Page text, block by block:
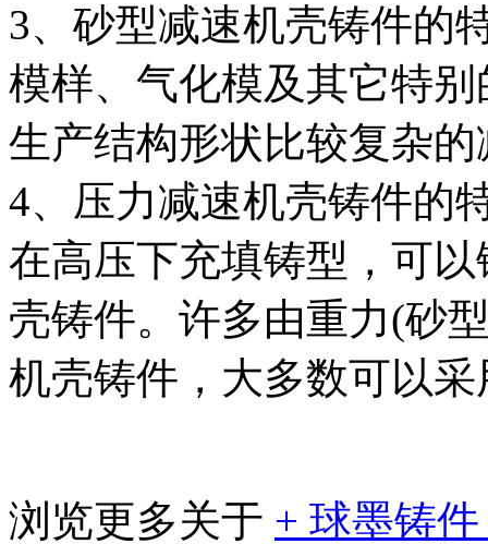
3、砂型减速机壳铸件的
模样、气化模及其它特
生产结构形状比较复杂
4、压力减速机壳铸件的
在高压下充填铸型，可
壳铸件。许多由重力(砂
机壳铸件，大多数可以
浏览更多关于 + 球墨铸